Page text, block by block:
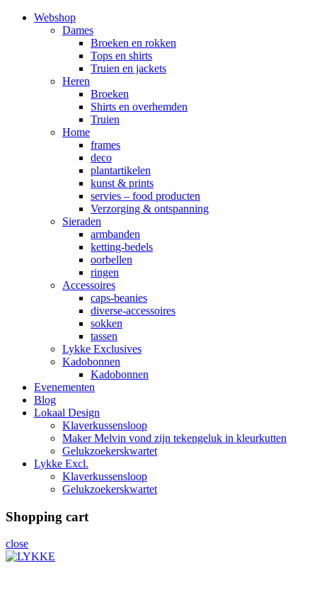
Webshop
Dames
Broeken en rokken
Tops en shirts
Truien en jackets
Heren
Broeken
Shirts en overhemden
Truien
Home
frames
deco
plantartikelen
kunst & prints
servies – food producten
Verzorging & ontspanning
Sieraden
armbanden
ketting-bedels
oorbellen
ringen
Accessoires
caps-beanies
diverse-accessoires
sokken
tassen
Lykke Exclusives
Kadobonnen
Kadobonnen
Evenementen
Blog
Lokaal Design
Klaverkussensloop
Maker Melvin vond zijn tekengeluk in kleurkutten
Gelukzoekerskwartet
Lykke Excl.
Klaverkussensloop
Gelukzoekerskwartet
Shopping cart
close